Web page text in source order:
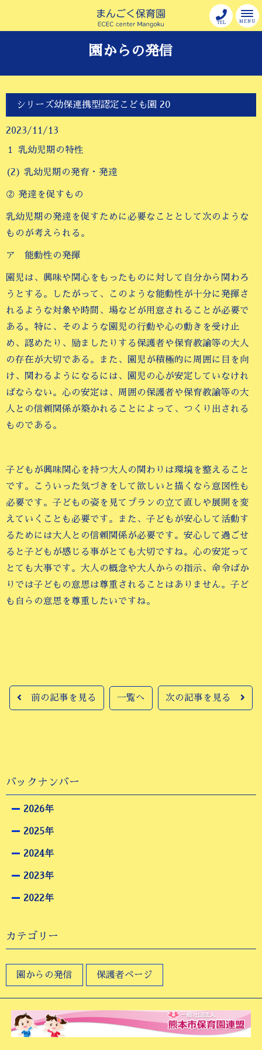
MENU
TEL
園からの発信
シリーズ幼保連携型認定こども園 20
2023/11/13
１ 乳幼児期の特性
(2) 乳幼児期の発育・発達
② 発達を促すもの
乳幼児期の発達を促すために必要なこととして次のような
ものが考えられる。
ア 能動性の発揮
園児は、興味や関心をもったものに対して自分から関わろ
うとする。したがって、このような能動性が十分に発揮さ
れるような対象や時間、場などが用意されることが必要で
ある。特に、そのような園児の行動や心の動きを受け止
め、認めたり、励ましたりする保護者や保育教諭等の大人
の存在が大切である。また、園児が積極的に周囲に目を向
け、関わるようになるには、園児の心が安定していなけれ
ばならない。心の安定は、周囲の保護者や保育教諭等の大
人との信頼関係が築かれることによって、つくり出される
ものである。
子どもが興味関心を持つ大人の関わりは環境を整えること
です。こういった気づきをして欲しいと描くなら意図性も
必要です。子どもの姿を見てプランの立て直しや展開を変
えていくことも必要です。また、子どもが安心して活動す
るためには大人との信頼関係が必要です。安心して過ごせ
ると子どもが感じる事がとても大切ですね。心の安定って
とても大事です。大人の概念や大人からの指示、命令ばか
りでは子どもの意思は尊重されることはありません。子ど
も自らの意思を尊重したいですね。
前の記事を見る 一覧へ 次の記事を見る
バックナンバー
2026年
2025年
2024年
2023年
2022年
カテゴリー
園からの発信 保護者ページ